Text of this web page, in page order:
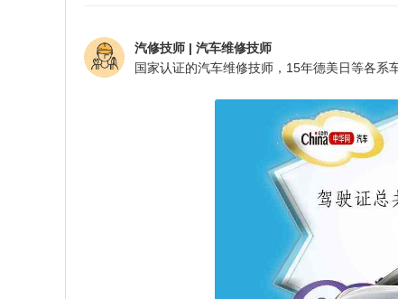
汽修技师 | 汽车维修技师